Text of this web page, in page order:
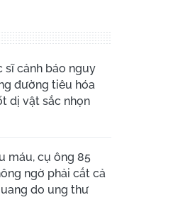
sĩ cảnh báo nguy
đường tiêu hóa
dị vật sắc nhọn
máu, cụ ông 85
ngờ phải cắt cả
do ung thư